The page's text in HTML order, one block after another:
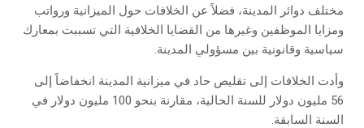
مختلف دوائر المدينة، فضلاً عن الخلافات حول الميزانية ورواتب
ومزايا الموظفين وغيرها من القضايا الخلافية التي تسببت بمعارك
سياسية وقانونية بين مسؤولي المدينة.
وأدت الخلافات إلى تقليص حاد في ميزانية المدينة انخفاضاً إلى
56 مليون دولار للسنة الحالية، مقارنة بنحو 100 مليون دولار في
السنة السابقة.